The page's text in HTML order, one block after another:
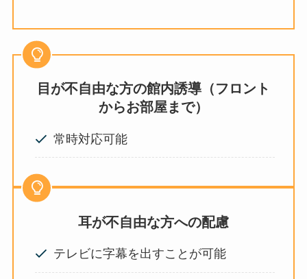
目が不自由な方の館内誘導（フロント
からお部屋まで）
常時対応可能
耳が不自由な方への配慮
テレビに字幕を出すことが可能